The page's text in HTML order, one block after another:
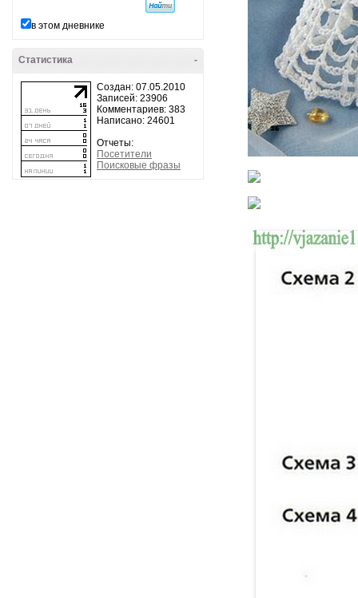
в этом дневнике
-
Статистика
Создан: 07.05.2010
Записей: 23906
Комментариев: 383
Написано: 24601
Отчеты:
Посетители
Поисковые фразы